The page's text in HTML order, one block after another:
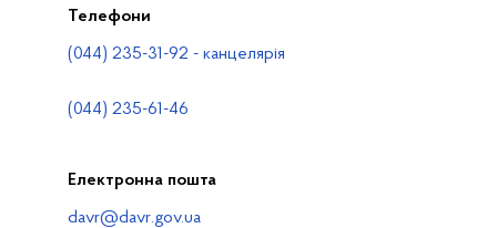
Телефони
(044) 235-31-92 - канцелярія
(044) 235-61-46
Електронна пошта
davr@davr.gov.ua